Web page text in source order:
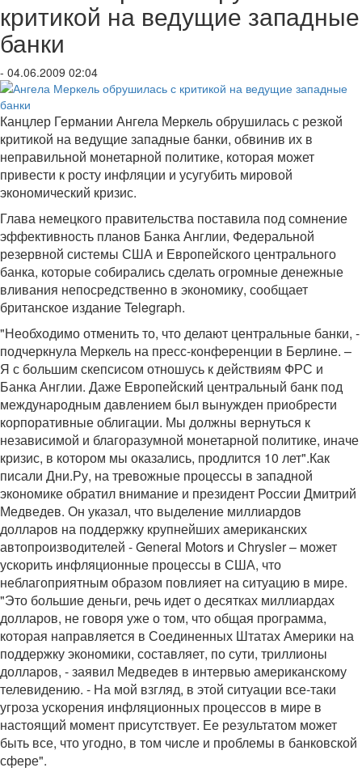
критикой на ведущие западные
банки
- 04.06.2009 02:04
Канцлер Германии Ангела Меркель обрушилась с резкой
критикой на ведущие западные банки, обвинив их в
неправильной монетарной политике, которая может
привести к росту инфляции и усугубить мировой
экономический кризис.
Глава немецкого правительства поставила под сомнение
эффективность планов Банка Англии, Федеральной
резервной системы США и Европейского центрального
банка, которые собирались сделать огромные денежные
вливания непосредственно в экономику, сообщает
британское издание Telegraph.
"Необходимо отменить то, что делают центральные банки, -
подчеркнула Меркель на пресс-конференции в Берлине. –
Я с большим скепсисом отношусь к действиям ФРС и
Банка Англии. Даже Европейский центральный банк под
международным давлением был вынужден приобрести
корпоративные облигации. Мы должны вернуться к
независимой и благоразумной монетарной политике, иначе
кризис, в котором мы оказались, продлится 10 лет".Как
писали Дни.Ру, на тревожные процессы в западной
экономике обратил внимание и президент России Дмитрий
Медведев. Он указал, что выделение миллиардов
долларов на поддержку крупнейших американских
автопроизводителей - General Motors и Chrysler – может
ускорить инфляционные процессы в США, что
неблагоприятным образом повлияет на ситуацию в мире.
"Это большие деньги, речь идет о десятках миллиардах
долларов, не говоря уже о том, что общая программа,
которая направляется в Соединенных Штатах Америки на
поддержку экономики, составляет, по сути, триллионы
долларов, - заявил Медведев в интервью американскому
телевидению. - На мой взгляд, в этой ситуации все-таки
угроза ускорения инфляционных процессов в мире в
настоящий момент присутствует. Ее результатом может
быть все, что угодно, в том числе и проблемы в банковской
сфере".